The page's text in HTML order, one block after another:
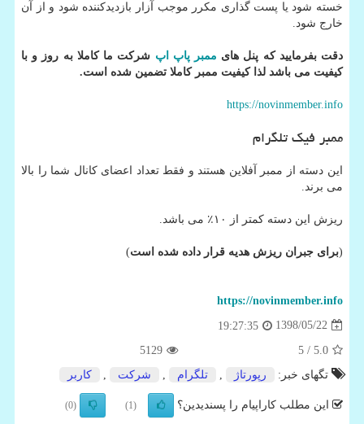
خسته شود یا پست گذاری مکرر موجب آزار بازدیدکننده شود و از آن
خارج شود.
دقت بفرمایید که پنل های ممبر پاپ اپ شرکت ما کاملا به روز و با
کیفیت می باشد لذا کیفیت ممبر کاملا تضمین شده است.
https://novinmember.info
ممبر فیک تلگرام
این دسته از ممبر آفلاین هستند و فقط تعداد اعضای کانال شما را بالا
می برند.
ریزش این دسته کمتر از ۱۰٪ می باشد.
(برای جبران ریزش هدیه قرار داده شده است)
https://novinmember.info
1398/05/22
19:27:35
5.0
/ 5
5129
تگهای خبر:
رپورتاژ تلگرام شركت كاربر
این مطلب کاراپیام را پسندیدین؟ (1)
(0)